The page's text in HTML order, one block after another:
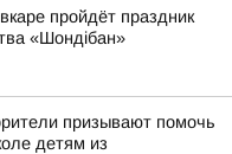
пройдёт праздник
«Шондібан»
призывают помочь
детям из